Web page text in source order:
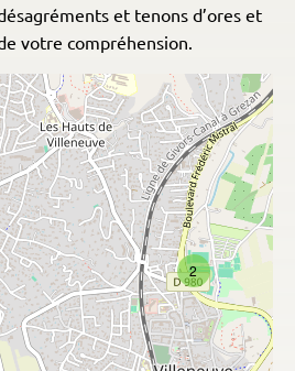
et tenons d’ores et
votre compréhension.
2